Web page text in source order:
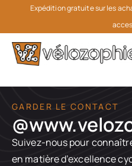
Expédition gratuite sur les
GARDER LE CONTACT
Suivez-nous pour
en matière d’excellence